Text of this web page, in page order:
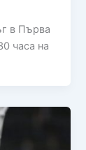
в Първа
часа на